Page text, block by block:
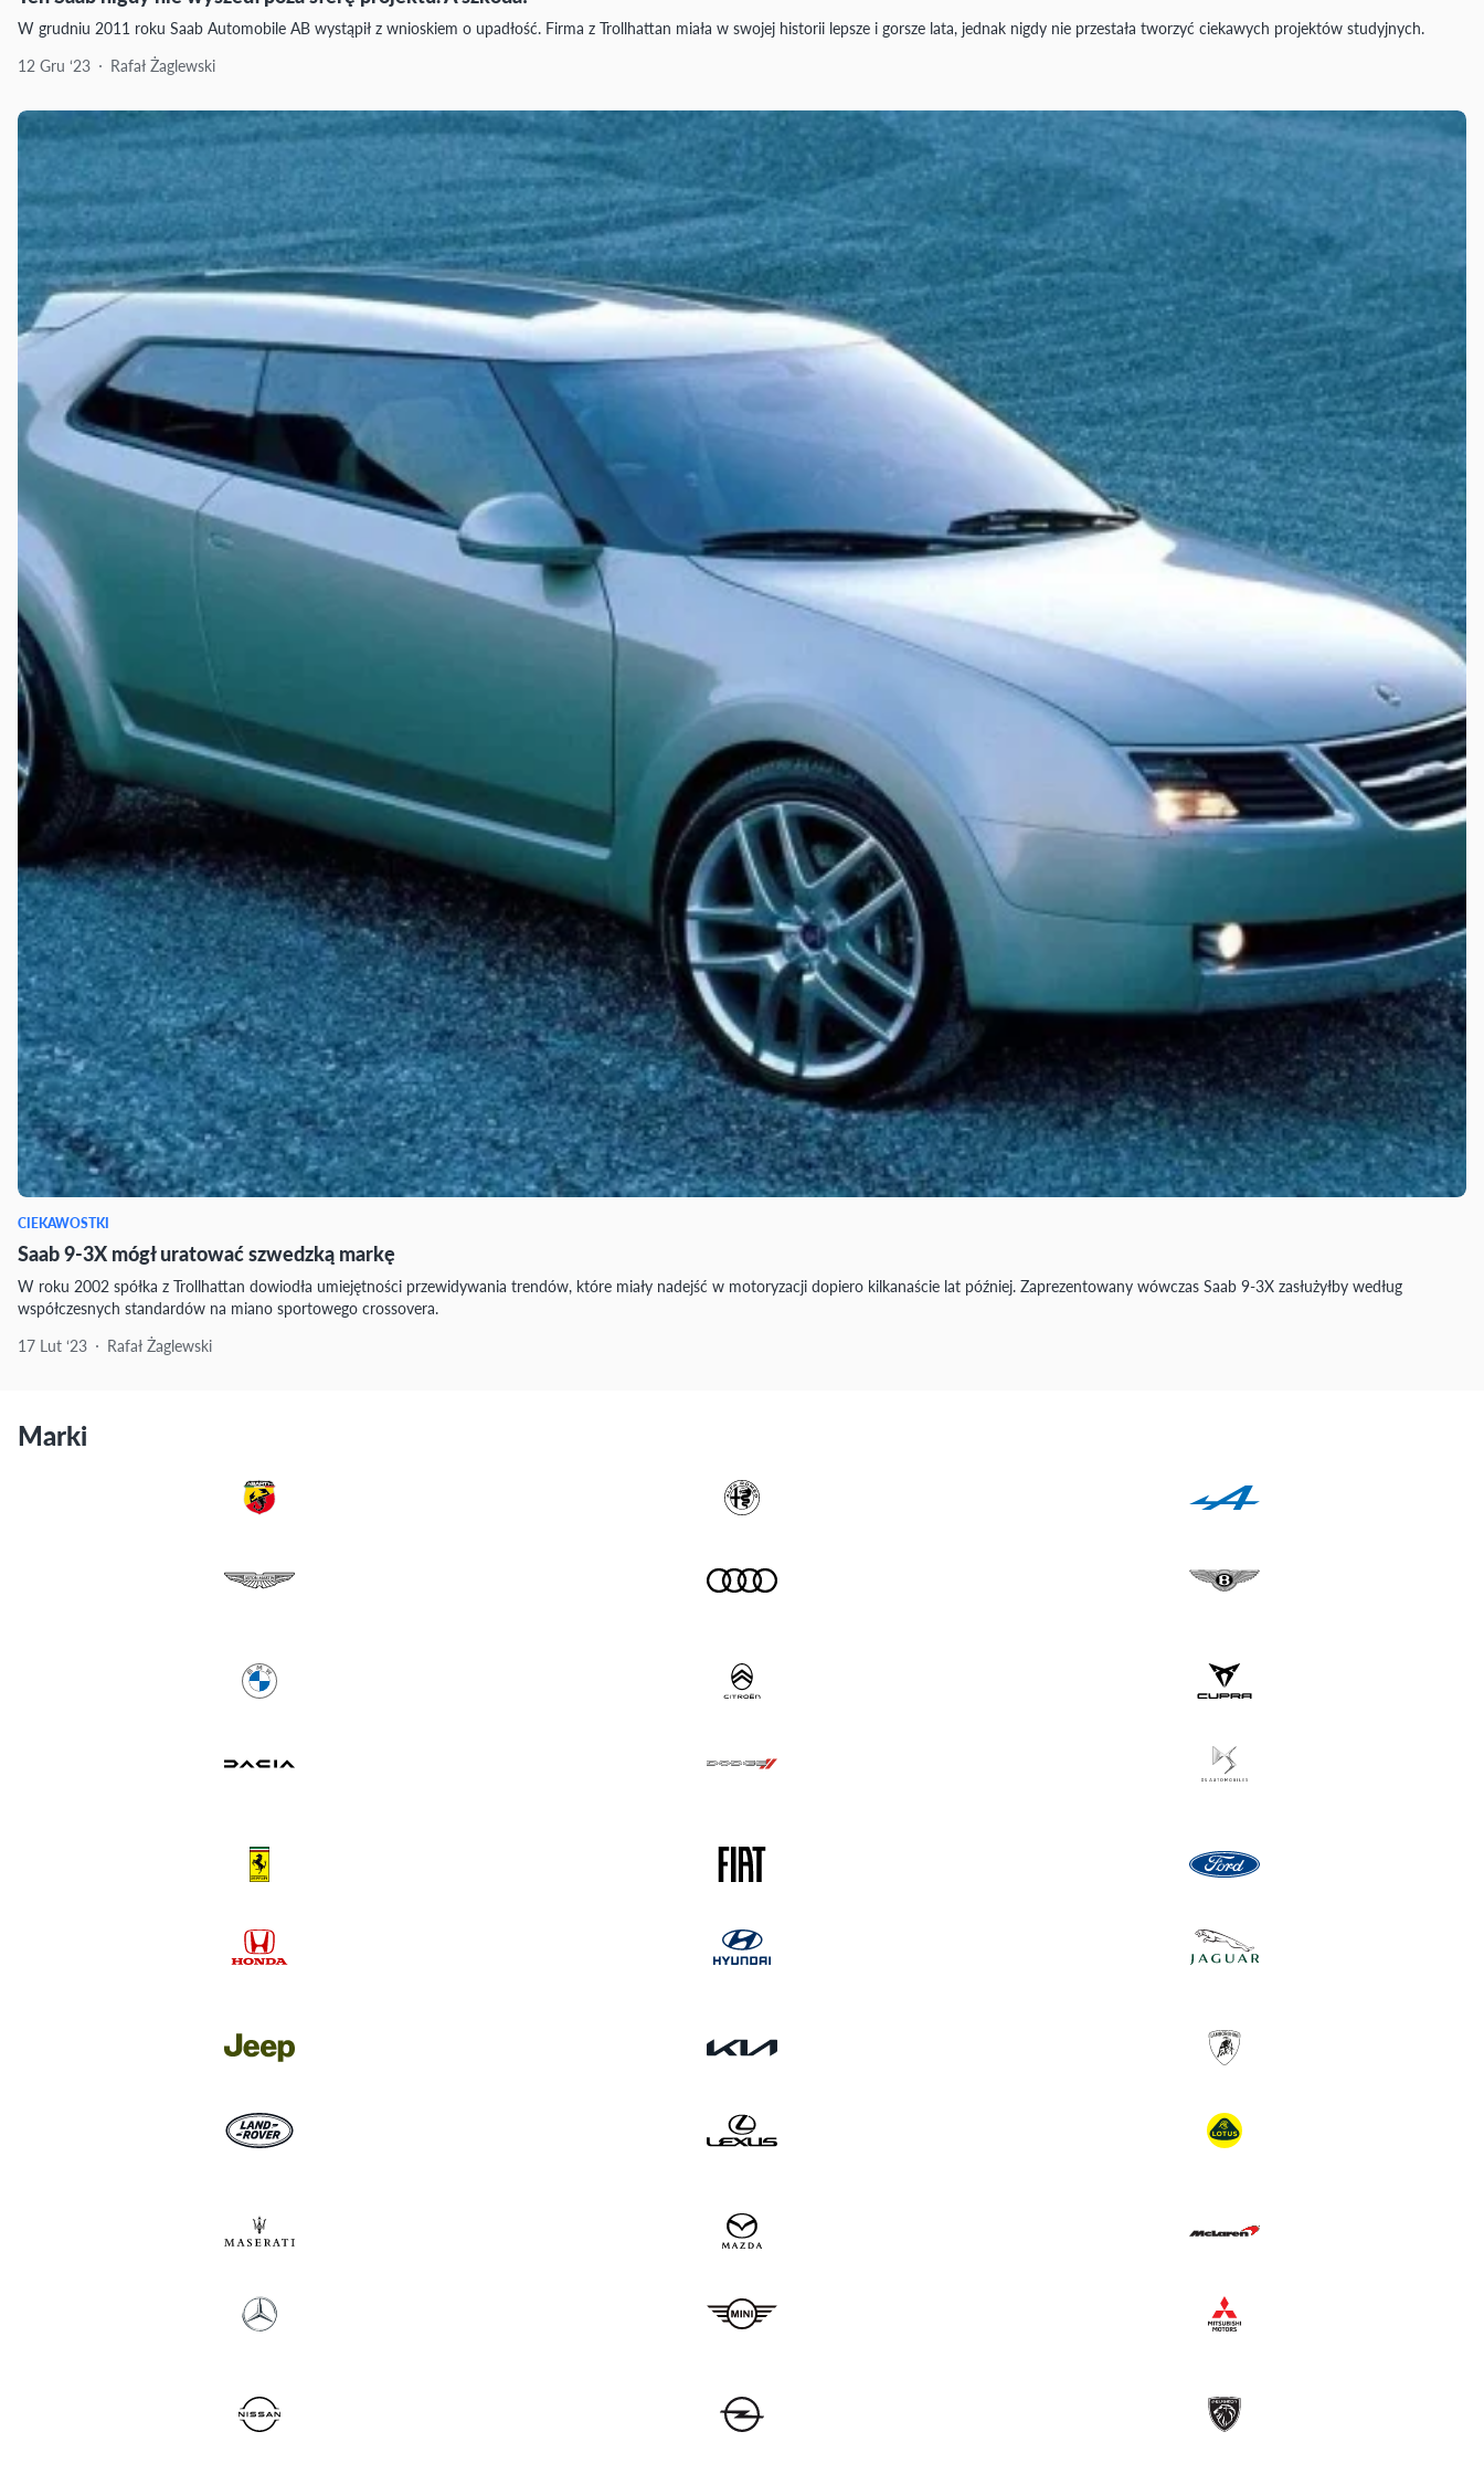
W grudniu 2011 roku Saab Automobile AB wystąpił z wnioskiem o upadłość. Firma z Trollhattan miała w swojej historii lepsze i gorsze lata, jednak nigdy nie przestała tworzyć ciekawych projektów studyjnych.
12 Gru ‘23
Rafał Żaglewski
CIEKAWOSTKI
Saab 9-3X mógł uratować szwedzką markę
W roku 2002 spółka z Trollhattan dowiodła umiejętności przewidywania trendów, które miały nadejść w motoryzacji dopiero kilkanaście lat później. Zaprezentowany wówczas Saab 9-3X zasłużyłby według
współczesnych standardów na miano sportowego crossovera.
17 Lut ‘23
Rafał Żaglewski
Marki